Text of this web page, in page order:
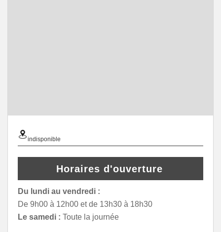
indisponible
Horaires d'ouverture
Du lundi au vendredi :
De 9h00 à 12h00 et de 13h30 à 18h30
Le samedi : Toute la journée